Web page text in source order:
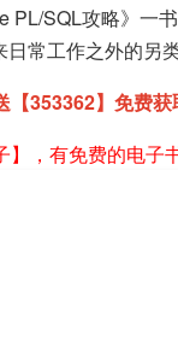
PL/SQL攻略》一
常工作之外的另
【353362】免费获
】，有免费的电子